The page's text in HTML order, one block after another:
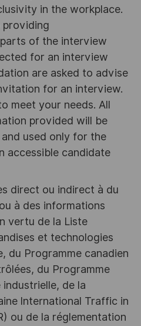
in the workplace.
providing
of the interview
for an interview
are asked to advise
for an interview.
meet your needs. All
provided will be
used only for the
accessible candidate
direct ou indirect à du
à des informations
vertu de la Liste
et technologies
du Programme canadien
du Programme
de la
lnternational Traffic in
ou de la réglementation